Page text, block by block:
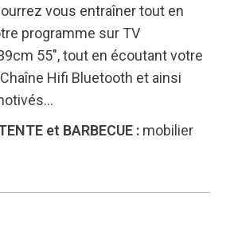
vous entraîner tout en
programme sur TV
55″, tout en écoutant votre
Hifi Bluetooth et ainsi
et BARBECUE : mobilier